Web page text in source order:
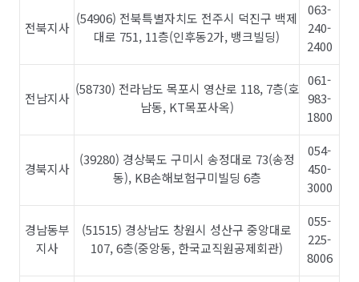
전북지사
(54906) 전북특별자치도 전주시 덕진구 백제
대로 751, 11층(인후동2가, 뱅크빌딩)
063-
240-
2400
전남지사
(58730) 전라남도 목포시 영산로 118, 7층(호
남동, KT목포사옥)
061-
983-
1800
경북지사
(39280) 경상북도 구미시 송정대로 73(송정
동), KB손해보험구미빌딩 6층
054-
450-
3000
경남동부
지사
(51515) 경상남도 창원시 성산구 중앙대로
107, 6층(중앙동, 한국교직원공제회관)
055-
225-
8006